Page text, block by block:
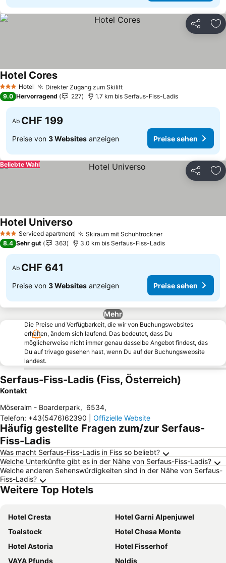
Teilen
3 SterneHotel Direkter Zugang zum Skilift
Hotel Cores
9.0 Hervorragend 227 1.7 km bis Serfaus-Fiss-Ladis
Ab CHF 199
Preise von 3 Websites anzeigen Preise sehen
Teilen
Beliebte Wahl
3 SterneServiced apartment Skiraum mit Schuhtrockner
Hotel Universo
8.4 Sehr gut 363 3.0 km bis Serfaus-Fiss-Ladis
Ab CHF 641
Preise von 3 Websites anzeigen Preise sehen
Mehr
Die Preise und Verfügbarkeit, die wir von Buchungswebsites
erhalten, ändern sich laufend. Das bedeutet, dass Du
möglicherweise nicht immer genau dasselbe Angebot findest, das
Du auf trivago gesehen hast, wenn Du auf der Buchungswebsite
landest.
Serfaus-Fiss-Ladis (Fiss, Österreich)
Kontakt
Möseralm - Boarderpark, 6534,
Telefon: +43(5476)62390 Offizielle Website
Häufig gestellte Fragen zum/zur Serfaus-
Fiss-Ladis
Was macht Serfaus-Fiss-Ladis in Fiss so beliebt?
Welche Unterkünfte gibt es in der Nähe von Serfaus-Fiss-Ladis?
Welche anderen Sehenswürdigkeiten sind in der Nähe von Serfaus-
Fiss-Ladis?
Weitere Top Hotels
Hotel Cresta
Hotel Garni Alpenjuwel
Toalstock
Hotel Chesa Monte
Hotel Astoria
Hotel Fisserhof
VAYA Pfunds
Noldis